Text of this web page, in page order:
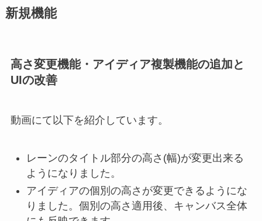
新規機能
高さ変更機能・アイディア複製機能の追加と
UIの改善
動画にて以下を紹介しています。
レーンのタイトル部分の高さ(幅)が変更出来る
ようになりました。
アイディアの個別の高さが変更できるようにな
りました。個別の高さ適用後、キャンバス全体